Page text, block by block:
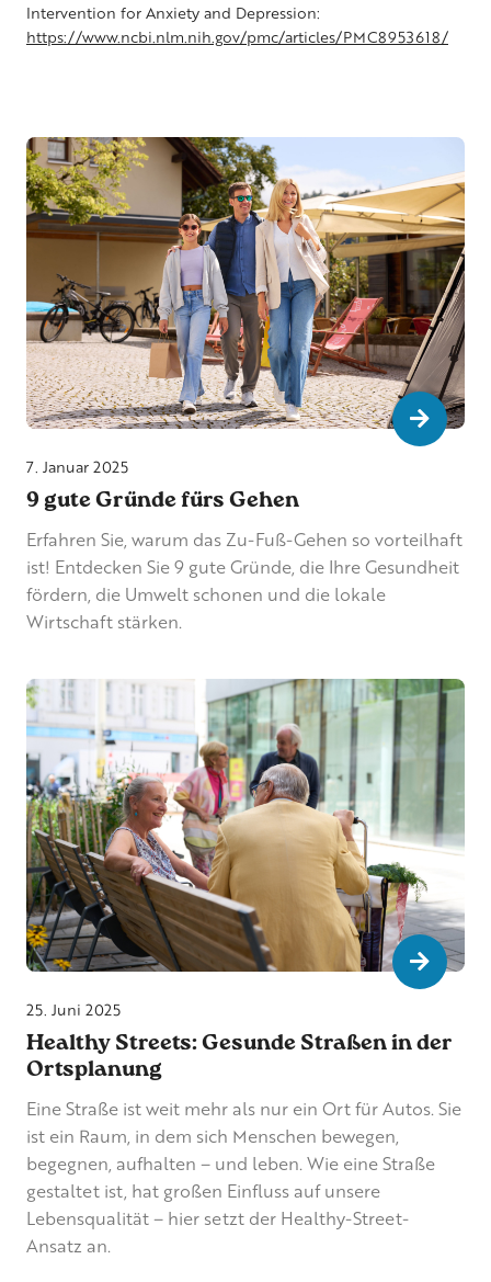
Intervention for Anxiety and Depression:
https://www.ncbi.nlm.nih.gov/pmc/articles/PMC8953618/
7. Januar 2025
9 gute Gründe fürs Gehen
Erfahren Sie, warum das Zu-Fuß-Gehen so vorteilhaft
ist! Entdecken Sie 9 gute Gründe, die Ihre Gesundheit
fördern, die Umwelt schonen und die lokale
Wirtschaft stärken.
Go to
25. Juni 2025
Healthy Streets: Gesunde Straßen in der
Ortsplanung
Eine Straße ist weit mehr als nur ein Ort für Autos. Sie
ist ein Raum, in dem sich Menschen bewegen,
begegnen, aufhalten – und leben. Wie eine Straße
gestaltet ist, hat großen Einfluss auf unsere
Lebensqualität – hier setzt der Healthy-Street-
Ansatz an.
Go to